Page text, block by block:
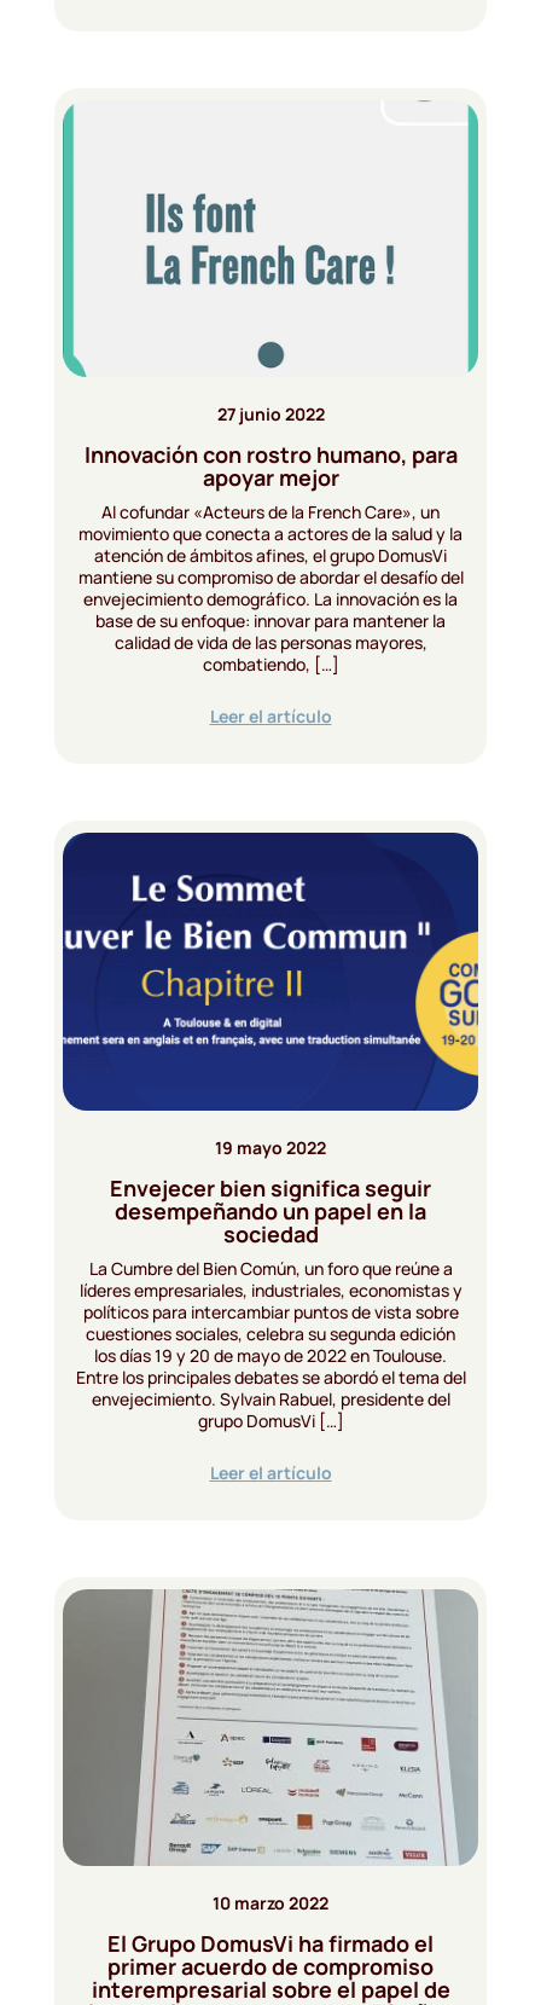
27 junio 2022
Innovación con rostro humano, para
apoyar mejor
Al cofundar «Acteurs de la French Care», un
movimiento que conecta a actores de la salud y la
atención de ámbitos afines, el grupo DomusVi
mantiene su compromiso de abordar el desafío del
envejecimiento demográfico. La innovación es la
base de su enfoque: innovar para mantener la
calidad de vida de las personas mayores,
combatiendo, […]
Leer el artículo
19 mayo 2022
Envejecer bien significa seguir
desempeñando un papel en la
sociedad
La Cumbre del Bien Común, un foro que reúne a
líderes empresariales, industriales, economistas y
políticos para intercambiar puntos de vista sobre
cuestiones sociales, celebra su segunda edición
los días 19 y 20 de mayo de 2022 en Toulouse.
Entre los principales debates se abordó el tema del
envejecimiento. Sylvain Rabuel, presidente del
grupo DomusVi […]
Leer el artículo
10 marzo 2022
El Grupo DomusVi ha firmado el
primer acuerdo de compromiso
interempresarial sobre el papel de